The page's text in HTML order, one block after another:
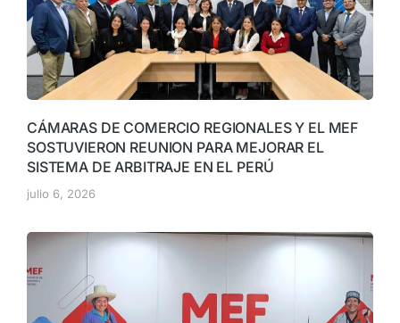
CÁMARAS DE COMERCIO REGIONALES Y EL MEF
SOSTUVIERON REUNION PARA MEJORAR EL
SISTEMA DE ARBITRAJE EN EL PERÚ
julio 6, 2026